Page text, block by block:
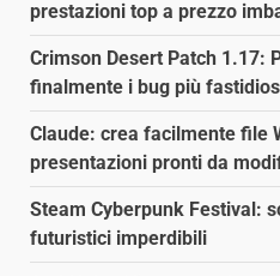
prestazioni top a prezzo
Crimson Desert Patch 1.17:
finalmente i bug più
Claude: crea facilmente file
presentazioni pronti da
Steam Cyberpunk Festival:
futuristici imperdibili